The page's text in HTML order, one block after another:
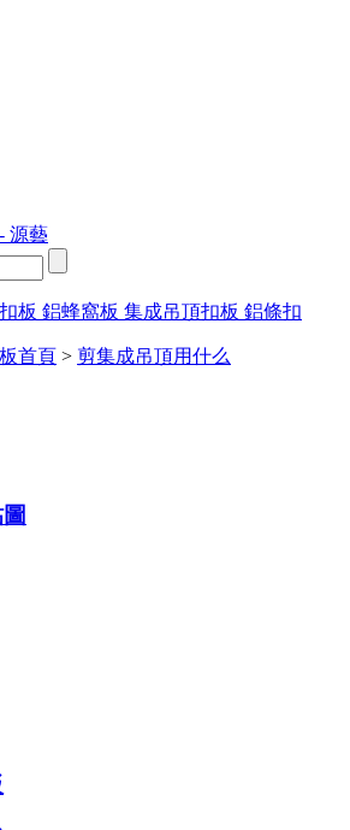
板 鋁蜂窩板 集成吊頂扣板 鋁條扣
首頁 > 剪集成吊頂用什么